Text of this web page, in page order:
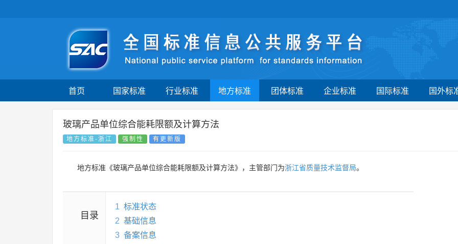
首页 国家标准 行业标准 地方标准 团体标准 企业标准 国际标准 国外标
玻璃产品单位综合能耗限额及计算方法
地方标准-浙江 强制性 有更新版
地方标准《玻璃产品单位综合能耗限额及计算方法》，主管部门为浙江省质量技术监督局。
目录
1 标准状态
2 基础信息
3 备案信息